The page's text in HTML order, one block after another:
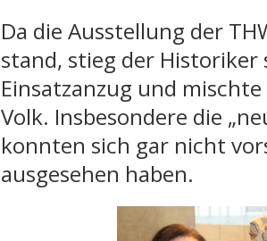
Da die Ausstellung der
stand, stieg der
Einsatzanzug und
Volk. Insbesondere die
konnten sich gar nicht
ausgesehen haben.